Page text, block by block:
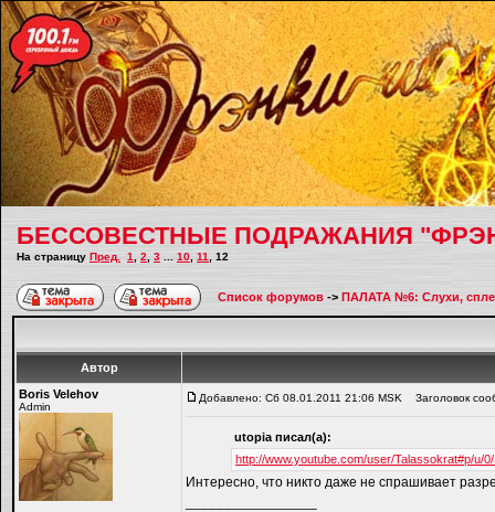
БЕССОВЕСТНЫЕ ПОДРАЖАНИЯ
На страницу Пред. 1 2 3 10 11 12
Список форумов -> ПАЛАТА №6: Слухи,
Автор
Boris Velehov
Admin
Добавлено: Сб 08.01.2011 21:06 MSK Заголовок
utopiа писал(а):
http://www.youtube.com/user/Talassokrat#p/u/
Интересно, что никто даже не спрашивает